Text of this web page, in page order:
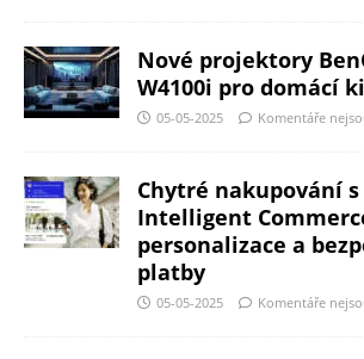
Nové projektory
W4100i pro domácí
05-05-2025 Komentáře
Chytré nakupování s
Intelligent
personalizace a
platby
05-05-2025 Komentáře